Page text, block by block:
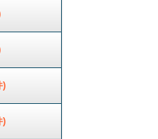
)
)